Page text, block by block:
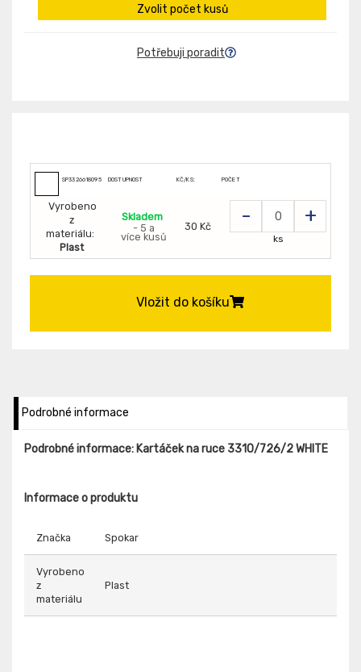
Zvolit počet kusů
Potřebuji poradit
SP3326618095 DOSTUPNOST KČ/KS: POČET
Vyrobeno
z
materiálu:
Plast
Skladem
- 5 a
více kusů
30 Kč - +
ks
Vložit do košíku
Podrobné informace
Podrobné informace: Kartáček na ruce 3310/726/2 WHITE
Informace o produktu
Značka Spokar
Vyrobeno
z
materiálu
Plast